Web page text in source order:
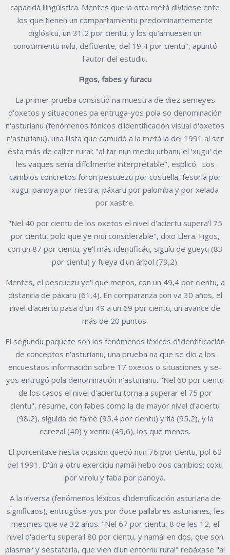
capacidá llingüística. Mentes que la otra metá dívidese ente
los que tienen un compartamientu predominantemente
diglósicu, un 31,2 por cientu, y los qu'amuesen un
conocimientu nulu, deficiente, del 19,4 por cientu", apuntó
l'autor del estudiu.
Figos, fabes y furacu
La primer prueba consistió na muestra de diez semeyes
d'oxetos y situaciones pa entruga-yos pola so denominación
n'asturianu (fenómenos fónicos d'identificación visual d'oxetos
n'asturianu), una llista que camudó a la metá la del 1991 al ser
ésta más de calter rural: "al tar nun mediu urbanu el 'xugu' de
les vaques sería difícilmente interpretable", esplicó. Los
cambios concretos foron pescuezu por costiella, fesoria por
xugu, panoya por riestra, páxaru por palomba y por xelada
por xastre.
"Nel 40 por cientu de los oxetos el nivel d'aciertu supera'l 75
por cientu, polo que ye mui considerable", dixo Llera. Figos,
con un 87 por cientu, ye'l más identificáu, siguíu de güeyu (83
por cientu) y fueya d'un árbol (79,2).
Mentes, el pescuezu ye'l que menos, con un 49,4 por cientu, a
distancia de páxaru (61,4). En comparanza con va 30 años, el
nivel d'aciertu pasa d'un 49 a un 69 por cientu, un avance de
más de 20 puntos.
El segundu paquete son los fenómenos léxicos d'identificación
de conceptos n'asturianu, una prueba na que se dio a los
encuestaos información sobre 17 oxetos o situaciones y se-
yos entrugó pola denominación n'asturianu. "Nel 60 por cientu
de los casos el nivel d'aciertu torna a superar el 75 por
cientu", resume, con fabes como la de mayor nivel d'aciertu
(98,2), siguida de fame (95,4 por cientu) y fía (95,2), y la
cerezal (40) y xenru (49,6), los que menos.
El porcentaxe nesta ocasión quedó nun 76 por cientu, pol 62
del 1991. D'ún a otru exerciciu namái hebo dos cambios: coxu
por virolu y faba por panoya.
A la inversa (fenómenos léxicos d'identificación asturiana de
significaos), entrugóse-yos por doce pallabres asturianes, les
mesmes que va 32 años. "Nel 67 por cientu, 8 de les 12, el
nivel d'aciertu supera'l 80 por cientu, y namái en dos, que son
plasmar y sestaferia, que vien d'un entornu rural" rebáxase "al